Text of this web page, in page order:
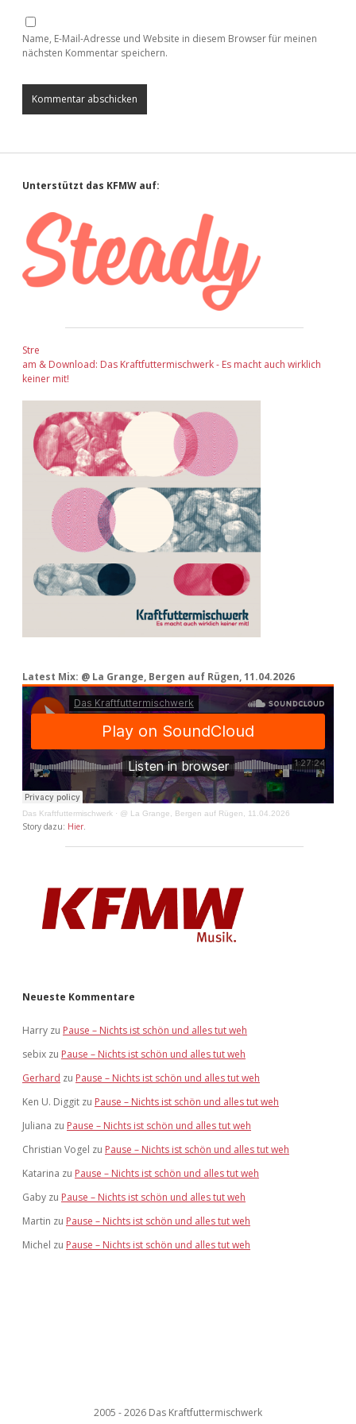
Name, E-Mail-Adresse und Website in diesem Browser für meinen
nächsten Kommentar speichern.
Sidebar
Unterstützt das KFMW auf:
Stre
am & Download: Das Kraftfuttermischwerk - Es macht auch wirklich
keiner mit!
Latest Mix: @ La Grange, Bergen auf Rügen, 11.04.2026
Das Kraftfuttermischwerk · @ La Grange, Bergen auf Rügen, 11.04.2026
Story dazu: Hier
Neueste Kommentare
Harry zu Pause – Nichts ist schön und alles tut weh
sebix zu Pause – Nichts ist schön und alles tut weh
Gerhard zu Pause – Nichts ist schön und alles tut weh
Ken U. Diggit zu Pause – Nichts ist schön und alles tut weh
Juliana zu Pause – Nichts ist schön und alles tut weh
Christian Vogel zu Pause – Nichts ist schön und alles tut weh
Katarina zu Pause – Nichts ist schön und alles tut weh
Gaby zu Pause – Nichts ist schön und alles tut weh
Martin zu Pause – Nichts ist schön und alles tut weh
Michel zu Pause – Nichts ist schön und alles tut weh
2005 - 2026 Das Kraftfuttermischwerk